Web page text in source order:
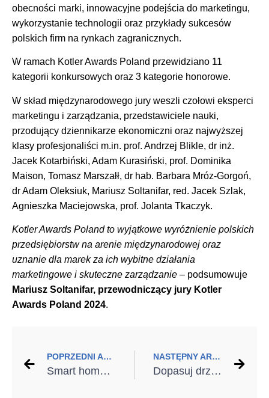
obecności marki, innowacyjne podejścia do marketingu,
wykorzystanie technologii oraz przykłady sukcesów
polskich firm na rynkach zagranicznych.
W ramach Kotler Awards Poland przewidziano 11
kategorii konkursowych oraz 3 kategorie honorowe.
W skład międzynarodowego jury weszli czołowi eksperci
marketingu i zarządzania, przedstawiciele nauki,
przodujący dziennikarze ekonomiczni oraz najwyższej
klasy profesjonaliści m.in. prof. Andrzej Blikle, dr inż.
Jacek Kotarbiński, Adam Kurasiński, prof. Dominika
Maison, Tomasz Marszałł, dr hab. Barbara Mróz-Gorgoń,
dr Adam Oleksiuk, Mariusz Soltanifar, red. Jacek Szlak,
Agnieszka Maciejowska, prof. Jolanta Tkaczyk.
Kotler Awards Poland to wyjątkowe wyróżnienie polskich
przedsiębiorstw na arenie międzynarodowej oraz
uznanie dla marek za ich wybitne działania
marketingowe i skuteczne zarządzanie – podsumowuje
Mariusz Soltanifar, przewodniczący jury Kotler
Awards Poland 2024.
POPRZEDNI ARTYKUŁ
Smart home – od czego zacząć? Postaw na bramę garażową z aplikacją WIŚNIOWSKI Connected
NASTĘPNY ARTYKUŁ
Dopasuj drzwi do inteligentnego domu